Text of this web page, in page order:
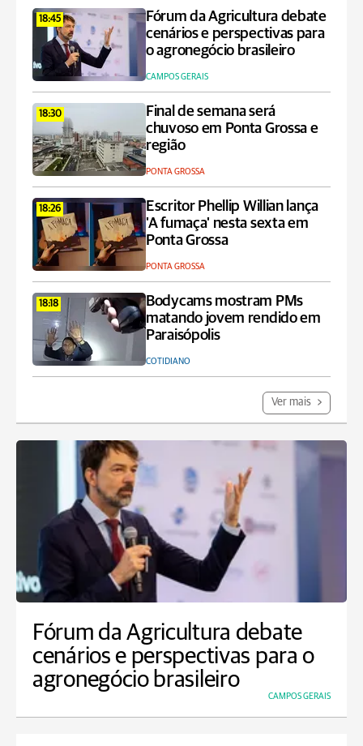
18:45
Fórum da Agricultura debate
cenários e perspectivas para
o agronegócio brasileiro
CAMPOS GERAIS
18:30
Final de semana será
chuvoso em Ponta Grossa e
região
PONTA GROSSA
18:26
Escritor Phellip Willian lança
'A fumaça' nesta sexta em
Ponta Grossa
PONTA GROSSA
18:18
Bodycams mostram PMs
matando jovem rendido em
Paraisópolis
COTIDIANO
Ver mais
Fórum da Agricultura debate
cenários e perspectivas para o
agronegócio brasileiro
CAMPOS GERAIS